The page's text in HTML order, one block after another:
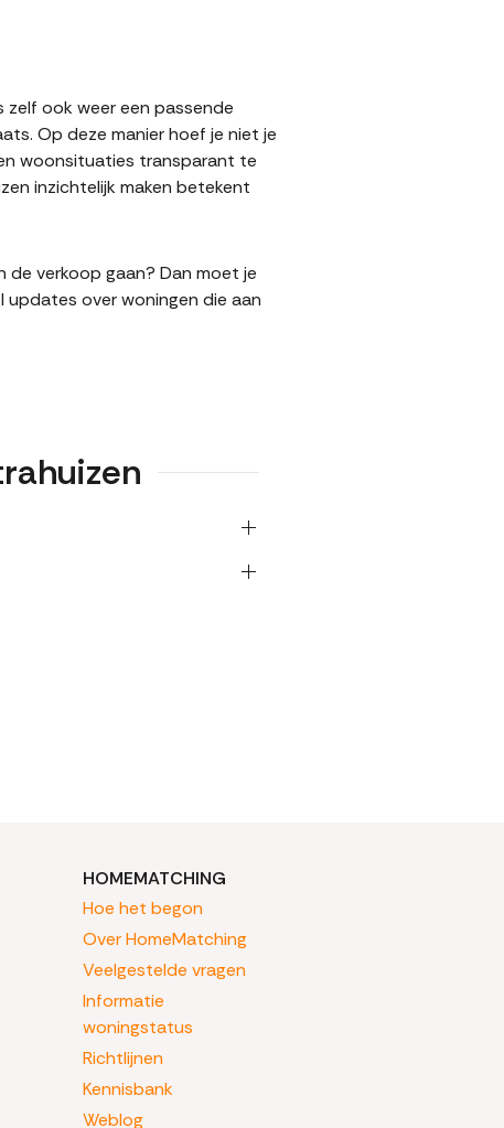
ook weer een passende
Op deze manier hoef je niet je
woonsituaties transparant te
inzichtelijk maken betekent
de verkoop gaan? Dan moet je
updates over woningen die aan
HOMEMATCHING
Hoe het begon
Over HomeMatching
Veelgestelde vragen
Informatie
woningstatus
Richtlijnen
Kennisbank
Weblog